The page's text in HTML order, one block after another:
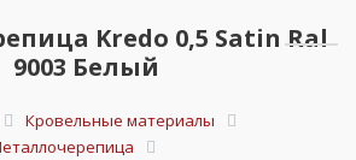
Kredo 0,5 Satin Ral
9003 Белый
Кровельные материалы